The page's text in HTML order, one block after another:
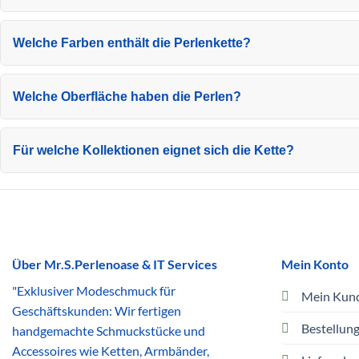
Welche Farben enthält die Perlenkette?
Welche Oberfläche haben die Perlen?
Für welche Kollektionen eignet sich die Kette?
Über Mr.S.Perlenoase & IT Services
"Exklusiver Modeschmuck für
Geschäftskunden: Wir fertigen
handgemachte Schmuckstücke und
Accessoires wie Ketten, Armbänder,
Mein Konto
Mein